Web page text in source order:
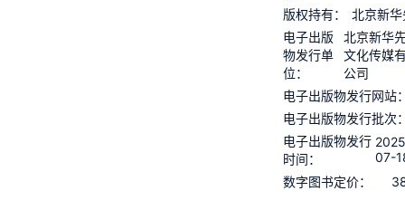
版权持有：
北京新
电子出版
物发行单
位：
北京新华
文化传媒
公司
电子出版物发行网站
电子出版物发行批次
电子出版物发行
时间：
07-
数字图书定价：